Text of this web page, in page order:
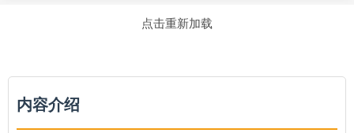
点击重新加载
内容介绍